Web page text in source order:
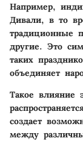
Например,
Дивали, в то
традиционные
другие. Это
таких
объединяет
Такое влияние
создает
между